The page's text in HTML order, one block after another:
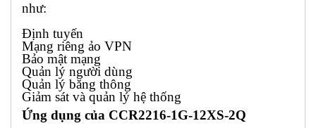
như:
Định tuyến
Mạng riêng ảo VPN
Bảo mật mạng
Quản lý người dùng
Quản lý băng thông
Giảm sát và quản lý hệ thống
Ứng dụng của CCR2216-1G-12XS-2Q